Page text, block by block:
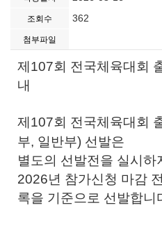
조회수 362
첨부파일
제107회 전국체육대회
내
제107회 전국체육대회
부, 일반부) 선발은
별도의 선발전을 실시하
2026년 참가신청 마감
록을 기준으로 선발합니